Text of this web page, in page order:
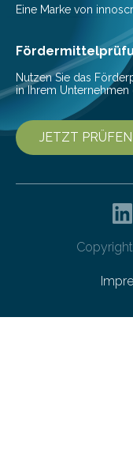
Nachhaltigkeit und
den Studierenden
Franziska Diebel,
entwickelt. Mit nur…
Eine Marke von
Nutzen Sie das
in Ihrem Unternehmen
JETZT PRÜFEN